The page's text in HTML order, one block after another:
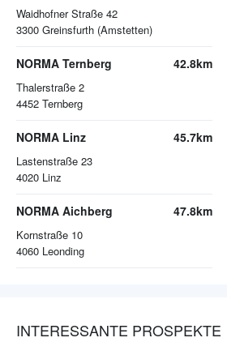
Waidhofner Straße 42
3300 Greinsfurth (Amstetten)
NORMA Ternberg
Thalerstraße 2
4452 Ternberg
42.8km
NORMA Linz
Lastenstraße 23
4020 Linz
45.7km
NORMA Aichberg
Kornstraße 10
4060 Leonding
47.8km
INTERESSANTE PROSPEKTE